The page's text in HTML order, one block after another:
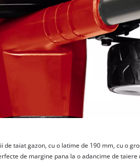
de taiat gazon, cu o latime de 190 mm, cu o
de margine pana la o adancime de taiere